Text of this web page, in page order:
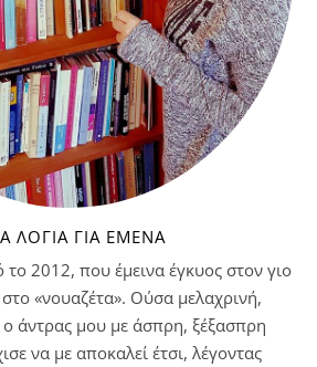
ΛΌΓΙΑ ΓΙΑ ΕΜΈΝΑ
το 2012, που έμεινα έγκυος στον γιο
«νουαζέτα». Ούσα μελαχρινή,
ο άντρας μου με άσπρη, ξέξασπρη
να με αποκαλεί έτσι, λέγοντας